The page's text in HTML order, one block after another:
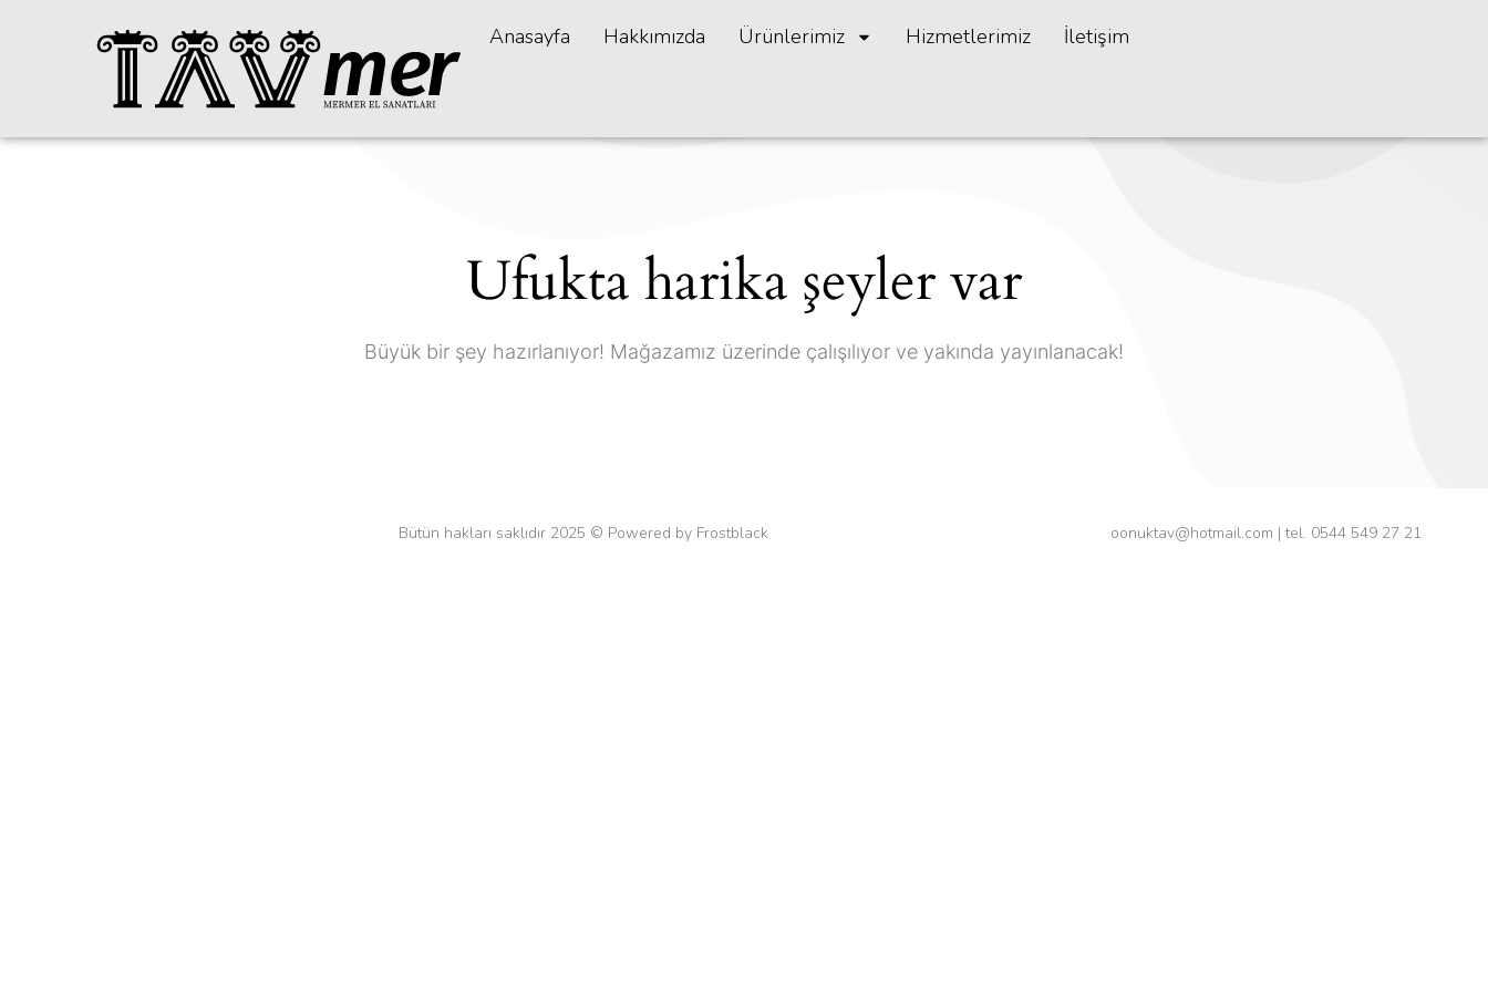
Anasayfa Hakkımızda Ürünlerimiz Hizmetlerimiz İletişim
Ufukta harika şeyler var
Büyük bir şey hazırlanıyor! Mağazamız üzerinde çalışılıyor ve yakında yayınlanacak!
Bütün hakları saklıdır 2025 © Powered by Frostblack oonuktav@hotmail.com | tel. 0544 549 27 21